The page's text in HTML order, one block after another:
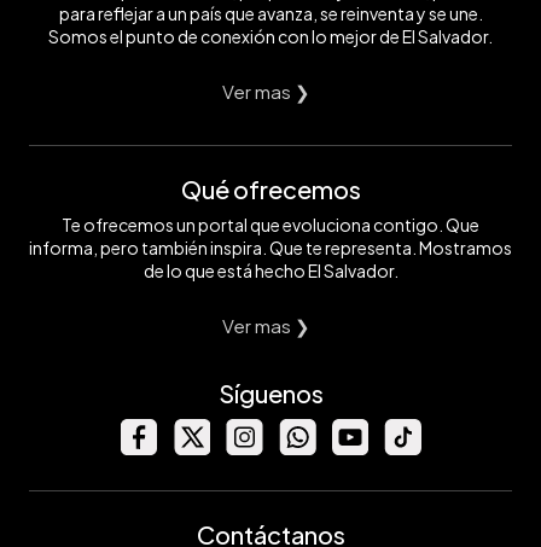
para reflejar a un país que avanza, se reinventa y se une.
Somos el punto de conexión con lo mejor de El Salvador.
Ver mas ❯
Qué ofrecemos
Te ofrecemos un portal que evoluciona contigo. Que
informa, pero también inspira. Que te representa. Mostramos
de lo que está hecho El Salvador.
Ver mas ❯
Síguenos
Contáctanos